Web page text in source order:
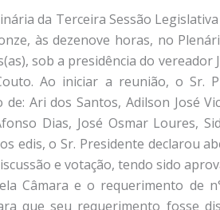
da Terceira Sessão
às dezenove horas, no
sob a presidência do vereador
Ao iniciar a reunião, o Sr.
Ari dos Santos, Adilson José
Dias, José Osmar Loures,
edis, o Sr. Presidente declarou
e votação, tendo sido
Câmara e o requerimento de
que seu requerimento fosse